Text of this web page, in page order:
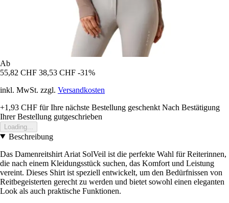
Ab
55,82 CHF 38,53 CHF -31%
inkl. MwSt. zzgl. Versandkosten
+1,93 CHF für Ihre nächste Bestellung geschenkt Nach Bestätigung
Ihrer Bestellung gutgeschrieben
Loading...
Beschreibung
Das Damenreitshirt Ariat SolVeil ist die perfekte Wahl für Reiterinnen,
die nach einem Kleidungsstück suchen, das Komfort und Leistung
vereint. Dieses Shirt ist speziell entwickelt, um den Bedürfnissen von
Reitbegeisterten gerecht zu werden und bietet sowohl einen eleganten
Look als auch praktische Funktionen.